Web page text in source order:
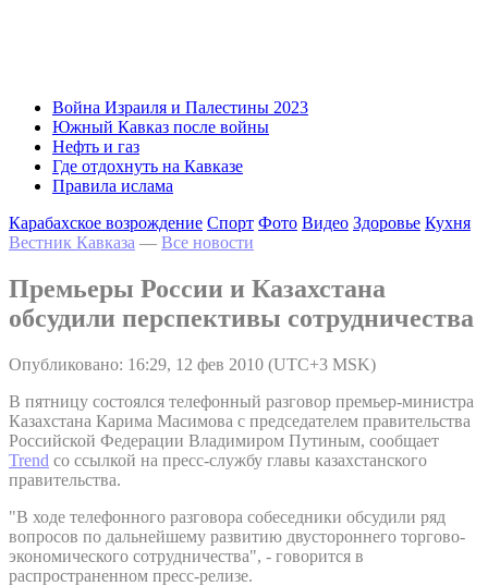
Война Израиля и Палестины 2023
Южный Кавказ после войны
Нефть и газ
Где отдохнуть на Кавказе
Правила ислама
Карабахское возрождение Спорт Фото Видео Здоровье Кухня
Вестник Кавказа — Все новости
Премьеры России и Казахстана
обсудили перспективы сотрудничества
Опубликовано: 16:29, 12 фев 2010 (UTC+3 MSK)
В пятницу состоялся телефонный разговор премьер-министра
Казахстана Карима Масимова с председателем правительства
Российской Федерации Владимиром Путиным, сообщает
Trend со ссылкой на пресс-службу главы казахстанского
правительства.
"В ходе телефонного разговора собеседники обсудили ряд
вопросов по дальнейшему развитию двустороннего торгово-
экономического сотрудничества", - говорится в
распространенном пресс-релизе.